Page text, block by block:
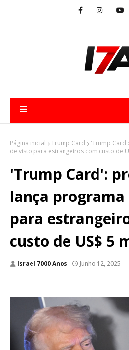
Página inicial Trump Card
'Trump
de visto para estrangeiros com custo de
'Trump Card':
lança
para
custo de US$ 5
Israel 7000 Anos Junho 12, 2025